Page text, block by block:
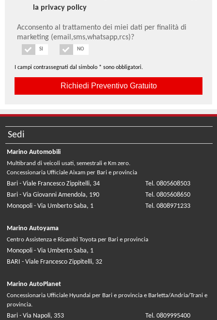
la privacy policy
Acconsento al trattamento dei miei dati per finalità di
marketing (email,sms,whatsapp,rcs)?
SI NO
I campi contrassegnati dal simbolo * sono obbligatori.
Sedi
Marino Automobili
Multibrand di veicoli usati, semestrali e Km zero.
Concessionaria Ufficiale Aixam per Bari e provincia
Bari - Viale Francesco Zippitelli, 34
Tel. 0805608503
Bari - Via Giovanni Amendola, 190
Tel. 0805608650
Monopoli - Via Umberto Saba, 1
Tel. 0808971233
Marino Autoyama
Centro Assistenza e Ricambi Toyota per Bari e provincia
Monopoli - Via Umberto Saba, 1
BARI - Viale Francesco Zippitelli, 32
Marino AutoPlanet
Concessionaria Ufficiale Hyundai per Bari e provincia e Barletta/Andria/Trani e
provincia.
Bari - Via Napoli, 353
Tel. 0809995400